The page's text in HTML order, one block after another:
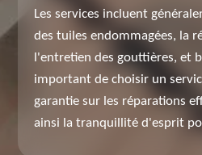
Les services incluent
des tuiles endommagées, la
l'entretien des gouttières, et
important de choisir un
garantie sur les réparations
ainsi la tranquillité d'esprit